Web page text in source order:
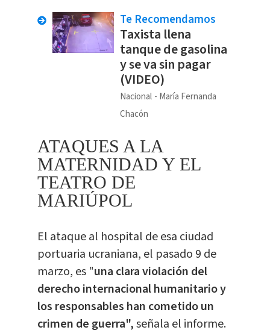
Te Recomendamos
Taxista llena
tanque de gasolina
y se va sin pagar
(VIDEO)
Nacional
María Fernanda
Chacón
ATAQUES A LA
MATERNIDAD Y EL
TEATRO DE
MARIÚPOL
El ataque al hospital de esa ciudad
portuaria ucraniana, el pasado 9 de
marzo, es "una clara violación del
derecho internacional humanitario y
los responsables han cometido un
crimen de guerra",señala el informe.